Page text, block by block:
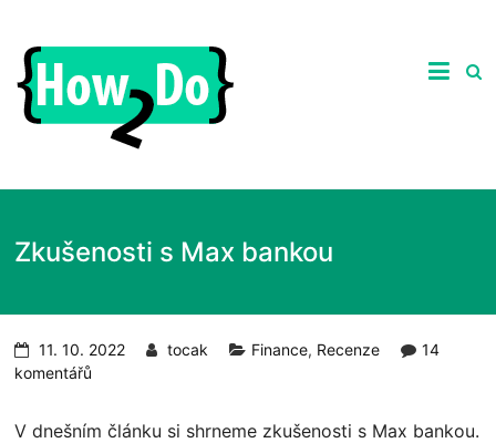
content
Praktické
tipy
zajímavých
produktů
na
ně.
Zkušenosti s Max bankou
11. 10. 2022 tocak Finance, Recenze
14
komentářů
V dnešním článku si shrneme zkušenosti s Max bankou.